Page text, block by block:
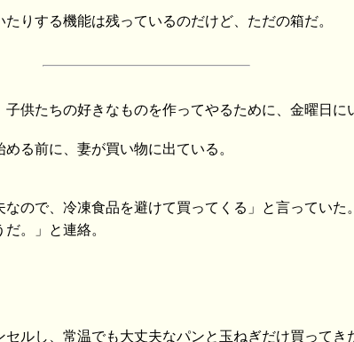
りする機能は残っているのだけど、ただの箱だ。
供たちの好きなものを作ってやるために、金曜日に
る前に、妻が買い物に出ている。
ので、冷凍食品を避けて買ってくる」と言っていた。
。」と連絡。
ルし、常温でも大丈夫なパンと玉ねぎだけ買ってき